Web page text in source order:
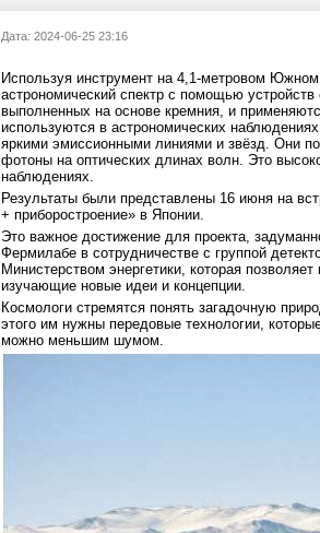
Дата: 2024-06-25 23:16
Используя инструмент на 4,1-метровом
астрономический спектр с помощью
выполненных на основе кремния, и
используются в астрономических
яркими эмиссионными линиями и звёзд. Они
фотоны на оптических длинах волн. Это
наблюдениях.
Результаты были представлены 16 июня на
+ приборостроение» в Японии.
Это важное достижение для проекта,
Фермилабе в сотрудничестве с группой
Министерством энергетики, которая
изучающие новые идеи и концепции.
Космологи стремятся понять загадочную
этого им нужны передовые технологии,
можно меньшим шумом.